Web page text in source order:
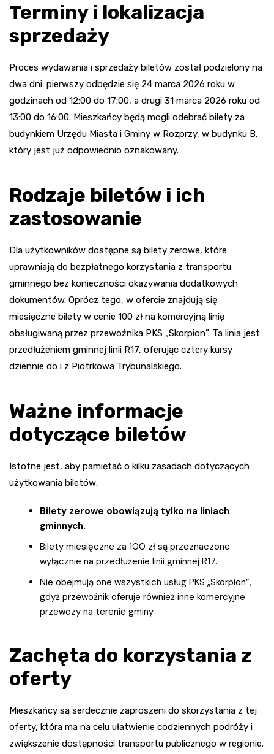
Terminy i lokalizacja
sprzedaży
Proces wydawania i sprzedaży biletów został podzielony na
dwa dni: pierwszy odbędzie się 24 marca 2026 roku w
godzinach od 12:00 do 17:00, a drugi 31 marca 2026 roku od
13:00 do 16:00. Mieszkańcy będą mogli odebrać bilety za
budynkiem Urzędu Miasta i Gminy w Rozprzy, w budynku B,
który jest już odpowiednio oznakowany.
Rodzaje biletów i ich
zastosowanie
Dla użytkowników dostępne są bilety zerowe, które
uprawniają do bezpłatnego korzystania z transportu
gminnego bez konieczności okazywania dodatkowych
dokumentów. Oprócz tego, w ofercie znajdują się
miesięczne bilety w cenie 100 zł na komercyjną linię
obsługiwaną przez przewoźnika PKS „Skorpion”. Ta linia jest
przedłużeniem gminnej linii R17, oferując cztery kursy
dziennie do i z Piotrkowa Trybunalskiego.
Ważne informacje
dotyczące biletów
Istotne jest, aby pamiętać o kilku zasadach dotyczących
użytkowania biletów:
Bilety zerowe obowiązują tylko na liniach
gminnych.
Bilety miesięczne za 100 zł są przeznaczone
wyłącznie na przedłużenie linii gminnej R17.
Nie obejmują one wszystkich usług PKS „Skorpion”,
gdyż przewoźnik oferuje również inne komercyjne
przewozy na terenie gminy.
Zachęta do korzystania z
oferty
Mieszkańcy są serdecznie zaproszeni do skorzystania z tej
oferty, która ma na celu ułatwienie codziennych podróży i
zwiększenie dostępności transportu publicznego w regionie.